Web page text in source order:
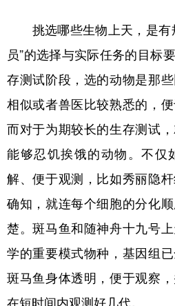
挑选哪些生物上天，是有
员”的选择与实际任务的目标
存测试阶段，选的动物是那
相似或者兽医比较熟悉的，便
而对于为期较长的生存测试，
能够忍饥挨饿的动物。不仅
解、便于观测，比如秀丽隐
确知，就连每个细胞的分化
楚。斑马鱼和随神舟十九号
学的重要模式物种，基因组已
斑马鱼身体透明，便于观察
在短时间内观测好几代。